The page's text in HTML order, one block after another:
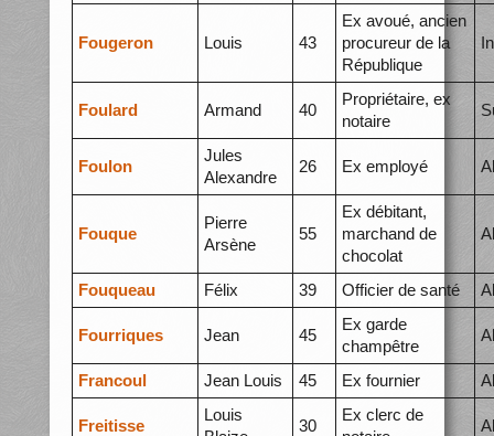
Fougeron Louis 43
Ex avoué, ancien
procureur de la
République
Foulard Armand 40
Propriétaire, ex
notaire
Foulon
Jules
Alexandre
26 Ex employé
Fouque
Pierre
Arsène
55
Ex débitant,
marchand de
chocolat
Fouqueau Félix 39 Officier de santé
Fourriques Jean 45
Ex garde
champêtre
Francoul Jean Louis 45 Ex fournier
Freitisse
Louis
30
Ex clerc de